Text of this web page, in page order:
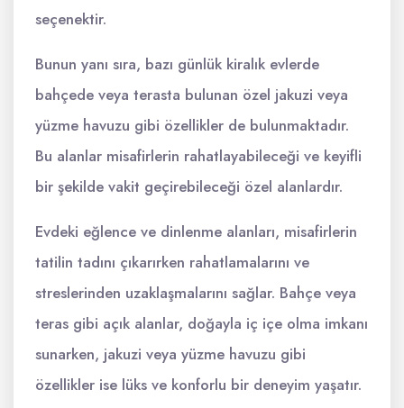
seçenektir.
Bunun yanı sıra, bazı günlük kiralık evlerde
bahçede veya terasta bulunan özel jakuzi veya
yüzme havuzu gibi özellikler de bulunmaktadır.
Bu alanlar misafirlerin rahatlayabileceği ve keyifli
bir şekilde vakit geçirebileceği özel alanlardır.
Evdeki eğlence ve dinlenme alanları, misafirlerin
tatilin tadını çıkarırken rahatlamalarını ve
streslerinden uzaklaşmalarını sağlar. Bahçe veya
teras gibi açık alanlar, doğayla iç içe olma imkanı
sunarken, jakuzi veya yüzme havuzu gibi
özellikler ise lüks ve konforlu bir deneyim yaşatır.